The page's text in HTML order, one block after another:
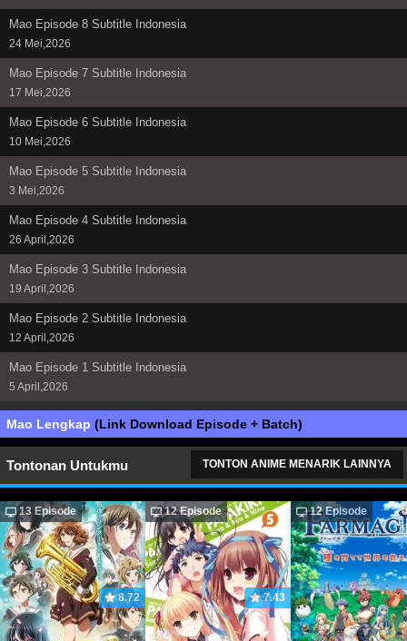
Mao Episode 8 Subtitle Indonesia
24 Mei,2026
Mao Episode 7 Subtitle Indonesia
17 Mei,2026
Mao Episode 6 Subtitle Indonesia
10 Mei,2026
Mao Episode 5 Subtitle Indonesia
3 Mei,2026
Mao Episode 4 Subtitle Indonesia
26 April,2026
Mao Episode 3 Subtitle Indonesia
19 April,2026
Mao Episode 2 Subtitle Indonesia
12 April,2026
Mao Episode 1 Subtitle Indonesia
5 April,2026
Mao Lengkap (Link Download Episode + Batch)
Tontonan Untukmu TONTON ANIME MENARIK LAINNYA
13 Episode
8.72
12 Episode
7.43
12 Episode